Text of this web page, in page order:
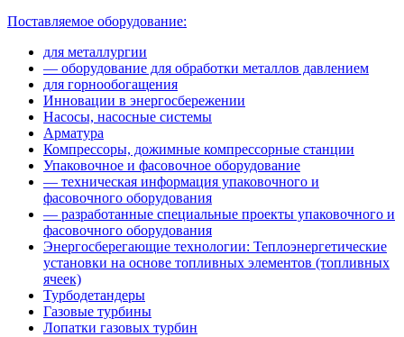
Поставляемое оборудование:
для металлургии
— оборудование для обработки металлов давлением
для горнообогащения
Инновации в энергосбережении
Насосы, насосные системы
Арматура
Компрессоры, дожимные компрессорные станции
Упаковочное и фасовочное оборудование
— техническая информация упаковочного и
фасовочного оборудования
— разработанные специальные проекты упаковочного и
фасовочного оборудования
Энергосберегающие технологии: Теплоэнергетические
установки на основе топливных элементов (топливных
ячеек)
Турбодетандеры
Газовые турбины
Лопатки газовых турбин